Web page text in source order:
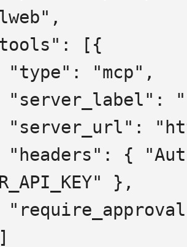
},